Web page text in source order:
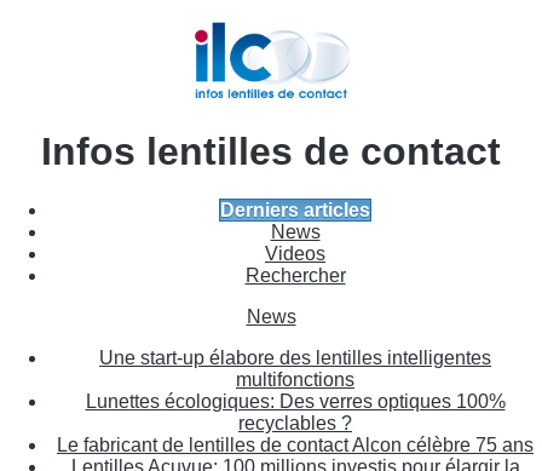
Infos lentilles de contact
Derniers articles
News
Videos
Rechercher
News
Une start-up élabore des lentilles intelligentes
multifonctions
Lunettes écologiques: Des verres optiques 100%
recyclables ?
Le fabricant de lentilles de contact Alcon célèbre 75 ans
Lentilles Acuvue: 100 millions investis pour élargir la